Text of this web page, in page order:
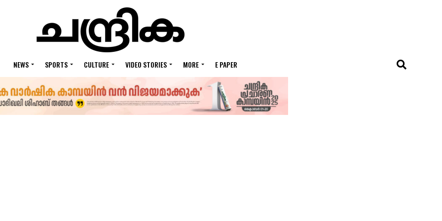
NEWS SPORTS CULTURE VIDEO STORIES MORE E PAPER